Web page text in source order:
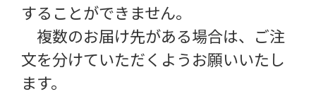
することができません。
複数のお届け先がある場合は、ご注
文を分けていただくようお願いいたし
ます。